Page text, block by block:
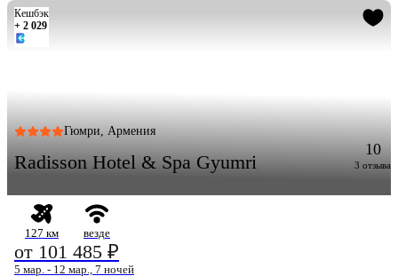
Кешбэк
+ 2 029
Гюмри, Армения
Radisson Hotel & Spa Gyumri
10
3 отзыва
127 км везде
от 101 485 ₽
5 мар. - 12 мар., 7 ночей